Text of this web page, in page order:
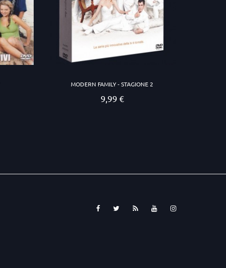
MODERN FAMILY - STAGIONE 2
Prezzo
9,99 €